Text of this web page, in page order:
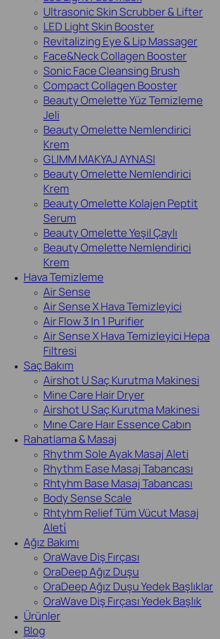
Ultrasonic Skin Scrubber & Lifter
LED Light Skin Booster
Revitalizing Eye & Lip Massager
Face&Neck Collagen Booster
Sonic Face Cleansing Brush
Compact Collagen Booster
Beauty Omelette Yüz Temizleme
Jeli
Beauty Omelette Nemlendirici
Krem
GLIMM MAKYAJ AYNASI
Beauty Omelette Nemlendirici
Krem
Beauty Omelette Kolajen Peptit
Serum
Beauty Omelette Yeşil Çaylı
Beauty Omelette Nemlendirici
Krem
Hava Temizleme
Air Sense
Air Sense X Hava Temizleyici
Air Flow 3 In 1 Purifier
Air Sense X Hava Temizleyici Hepa
Filtresi
Saç Bakım
Airshot U Saç Kurutma Makinesi
Mine Care Hair Dryer
Airshot U Saç Kurutma Makinesi
Mıne Care Haır Essence Cabın
Rahatlama & Masaj
Rhythm Sole Ayak Masaj Aleti
Rhythm Ease Masaj Tabancası
Rhtyhm Base Masaj Tabancası
Body Sense Scale
Rhtyhm Relief Tüm Vücut Masaj
Aleti̇
Ağız Bakımı
OraWave Diş Fırçası
OraDeep Ağız Duşu
OraDeep Ağız Duşu Yedek Başlıklar
OraWave Diş Fırçası Yedek Başlık
Ürünler
Blog